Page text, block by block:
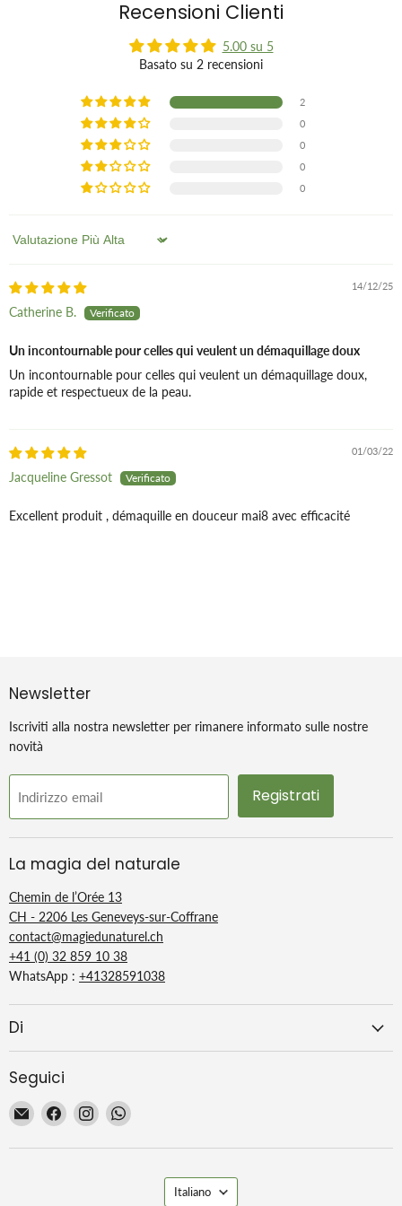
Si prega di eseguire sempre un test di tolleranza cutanea nella
Recensioni Clienti
5.00 su 5
Basato su 2 recensioni
2
0
0
0
0
Sort by
14/12/25
Catherine B.
Un incontournable pour celles qui veulent un démaquillage doux
Un incontournable pour celles qui veulent un démaquillage doux,
rapide et respectueux de la peau.
01/03/22
Jacqueline Gressot
Excellent produit , démaquille en douceur mai8 avec efficacité
Newsletter
Iscriviti alla nostra newsletter per rimanere informato sulle nostre
novità
Indirizzo email Registrati
La magia del naturale
Chemin de l’Orée 13
CH - 2206 Les Geneveys-sur-Coffrane
contact@magiedunaturel.ch
+41 (0) 32 859 10 38
WhatsApp : +41328591038
Di
Seguici
Email
Magie
Trovaci
Facebook
Trovaci
Instagram
Trovaci
WhatsApp
Lingua
Italiano